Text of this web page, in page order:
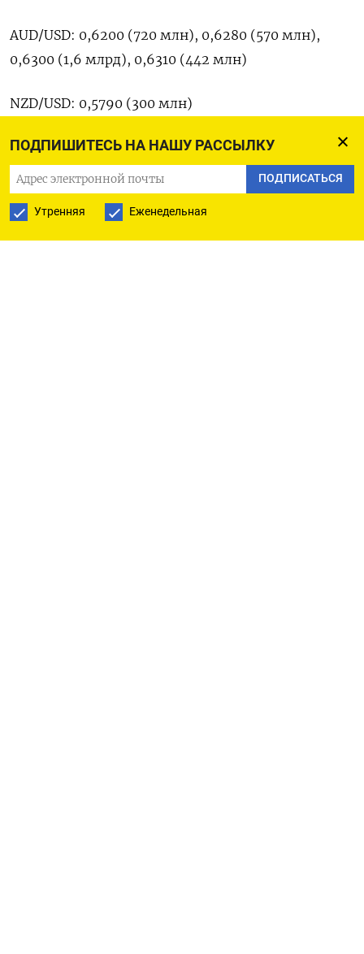
ПОДПИШИТЕСЬ НА НАШУ РАССЫЛКУ
ПОДПИСАТЬСЯ
Утренняя Еженедельная
AUD/USD: 0,6200 (720 млн), 0,6280 (570 млн),
0,6300 (1,6 млрд), 0,6310 (442 млн)
NZD/USD: 0,5790 (300 млн)
EUR/CHF: 0,9450 (330 млн)
EUR/JPY: 159,75 (409 млн)